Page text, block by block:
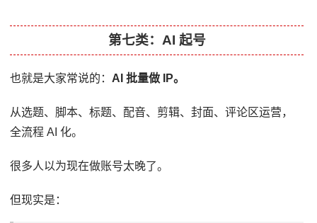
第七类：AI 起号
也就是大家常说的： AI 批量做 IP。
从选题、脚本、标题、配音、剪辑、封面、评论区运营，
全流程 AI 化。
很多人以为现在做账号太晚了。
但现实是：